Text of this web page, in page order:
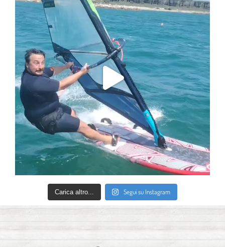
Carica altro... Segui su Instagram